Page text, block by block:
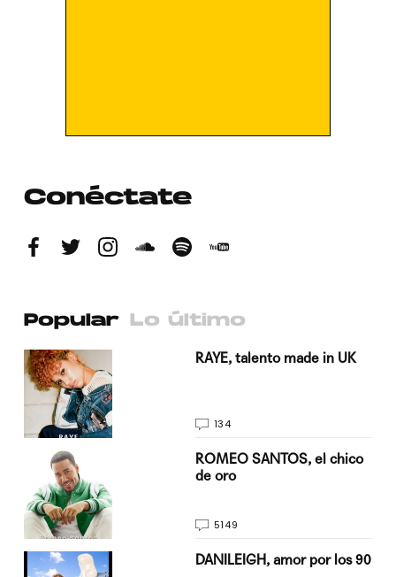
Conéctate
Popular Lo último
RAYE, talento made in UK
134
ROMEO SANTOS, el chico
de oro
5149
DANILEIGH, amor por los 90